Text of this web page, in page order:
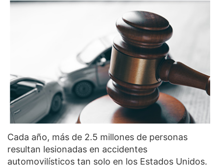
Cada año, más de 2.5 millones de personas
resultan lesionadas en accidentes
automovilísticos tan solo en los Estados Unidos.